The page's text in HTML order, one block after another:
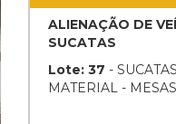
ALIENAÇÃO DE
SUCATAS
Lote: 37 -
MATERIAL -